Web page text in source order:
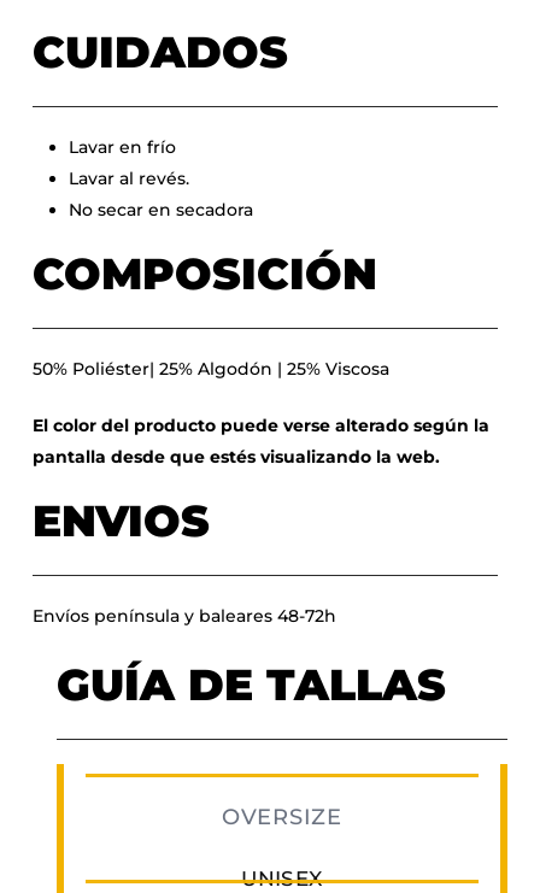
CUIDADOS
Lavar en frío
Lavar al revés.
No secar en secadora
COMPOSICIÓN
50% Poliéster| 25% Algodón | 25% Viscosa
El color del producto puede verse alterado según la
pantalla desde que estés visualizando la web.
ENVIOS
Envíos península y baleares 48-72h
GUÍA DE TALLAS
OVERSIZE
UNISEX